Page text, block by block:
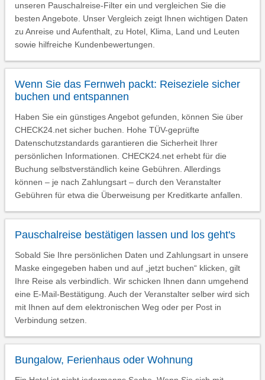
unseren Pauschalreise-Filter ein und vergleichen Sie die
besten Angebote. Unser Vergleich zeigt Ihnen wichtigen Daten
zu Anreise und Aufenthalt, zu Hotel, Klima, Land und Leuten
sowie hilfreiche Kundenbewertungen.
Wenn Sie das Fernweh packt: Reiseziele sicher
buchen und entspannen
Haben Sie ein günstiges Angebot gefunden, können Sie über
CHECK24.net sicher buchen. Hohe TÜV-geprüfte
Datenschutzstandards garantieren die Sicherheit Ihrer
persönlichen Informationen. CHECK24.net erhebt für die
Buchung selbstverständlich keine Gebühren. Allerdings
können – je nach Zahlungsart – durch den Veranstalter
Gebühren für etwa die Überweisung per Kreditkarte anfallen.
Pauschalreise bestätigen lassen und los geht's
Sobald Sie Ihre persönlichen Daten und Zahlungsart in unsere
Maske eingegeben haben und auf „jetzt buchen“ klicken, gilt
Ihre Reise als verbindlich. Wir schicken Ihnen dann umgehend
eine E-Mail-Bestätigung. Auch der Veranstalter selber wird sich
mit Ihnen auf dem elektronischen Weg oder per Post in
Verbindung setzen.
Bungalow, Ferienhaus oder Wohnung